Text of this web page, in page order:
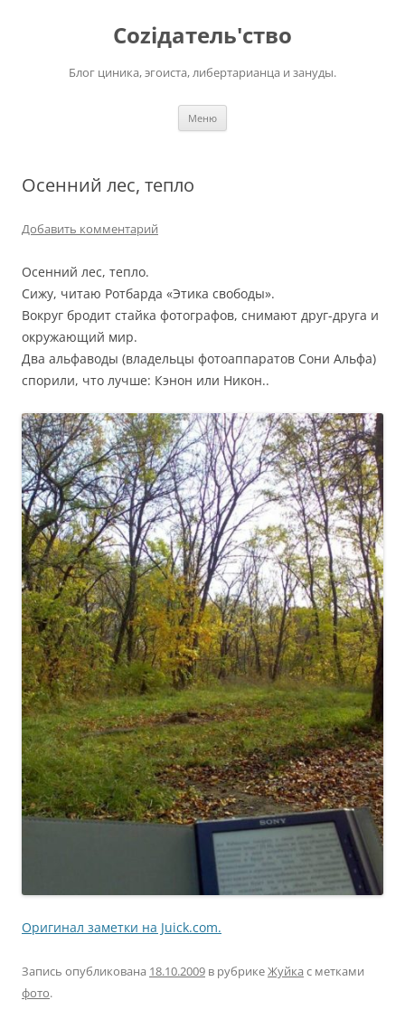
Соziдатель'ство
Блог циника, эгоиста, либертарианца и зануды.
Меню
Осенний лес, тепло
Добавить комментарий
Осенний лес, тепло.
Сижу, читаю Ротбарда «Этика свободы».
Вокруг бродит стайка фотографов, снимают друг-друга и
окружающий мир.
Два альфаводы (владельцы фотоаппаратов Сони Альфа)
спорили, что лучше: Кэнон или Никон..
Оригинал заметки на Juick.com.
Запись опубликована 18.10.2009 в рубрикеЖуйка с метками
фото.